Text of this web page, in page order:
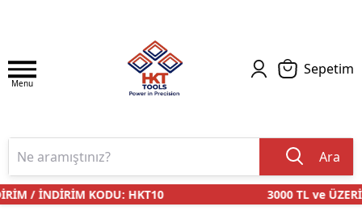
Menu
Sepetim
Ara
/ İNDİRİM KODU: HKT10 3000 TL ve ÜZERİ